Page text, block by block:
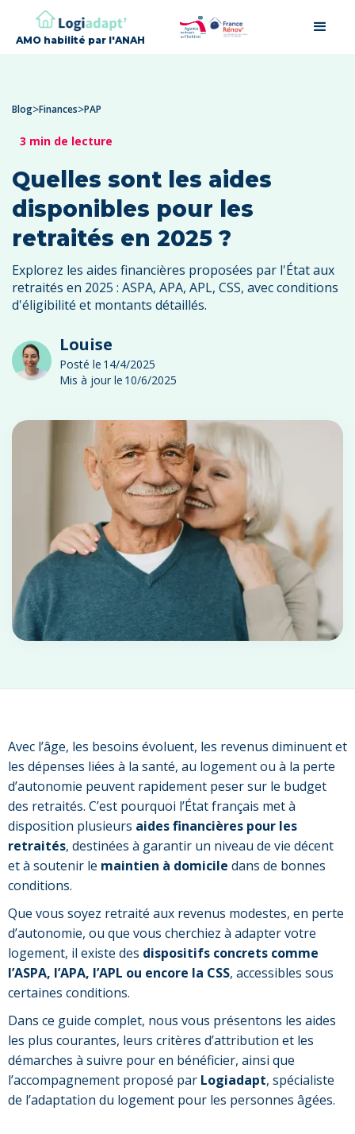
AMO habilité par l'ANAH
Blog>Finances>PAP
3 min de lecture
Quelles sont les aides
disponibles pour les
retraités en 2025 ?
Explorez les aides financières proposées par l'État aux
retraités en 2025 : ASPA, APA, APL, CSS, avec conditions
d'éligibilité et montants détaillés.
Louise
Posté le 14/4/2025
Mis à jour le 10/6/2025
Avec l’âge, les besoins évoluent, les revenus diminuent et
les dépenses liées à la santé, au logement ou à la perte
d’autonomie peuvent rapidement peser sur le budget
des retraités. C’est pourquoi l’État français met à
disposition plusieurs aides financières pour les
retraités, destinées à garantir un niveau de vie décent
et à soutenir le maintien à domicile dans de bonnes
conditions.
Que vous soyez retraité aux revenus modestes, en perte
d’autonomie, ou que vous cherchiez à adapter votre
logement, il existe des dispositifs concrets comme
l’ASPA, l’APA, l’APL ou encore la CSS, accessibles sous
certaines conditions.
Dans ce guide complet, nous vous présentons les aides
les plus courantes, leurs critères d’attribution et les
démarches à suivre pour en bénéficier, ainsi que
l’accompagnement proposé par Logiadapt, spécialiste
de l’adaptation du logement pour les personnes âgées.